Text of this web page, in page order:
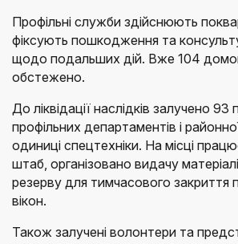
Профільні служби здійснюють
фіксують пошкодження та
щодо подальших дій. Вже 104
обстежено.
До ліквідації наслідків залучено 93
профільних департаментів і
одиниці спецтехніки. На місці
штаб, організовано видачу
резерву для тимчасового
вікон.
Також залучені волонтери та